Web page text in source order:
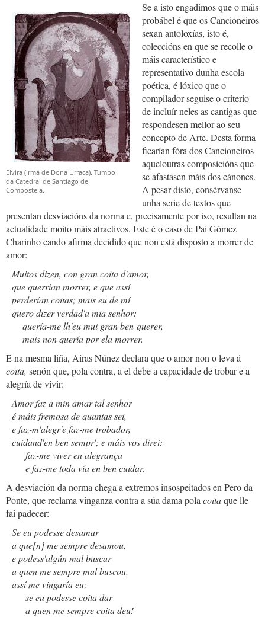
Elvira (irmá de Dona Urraca). Tumbo
da Catedral de Santiago de
Compostela.
Se a isto engadimos que o máis
probábel é que os Cancioneiros
sexan antoloxías, isto é,
coleccións en que se recolle o
máis característico e
representativo dunha escola
poética, é lóxico que o
compilador seguise o criterio
de incluír neles as cantigas que
respondesen mellor ao seu
concepto de Arte. Desta forma
ficarían fóra dos Cancioneiros
aqueloutras composicións que
se afastasen máis dos cánones.
A pesar disto, consérvanse
unha serie de textos que
presentan desviacións da norma e, precisamente por iso, resultan na
actualidade moito máis atractivos. Este é o caso de Pai Gómez
Charinho cando afirma decidido que non está disposto a morrer de
amor:
Muitos dizen, con gran coita d'amor,
que querrían morrer, e que assí
perderían coitas; mais eu de mí
quero dizer verdad'a mia senhor:
quería-me lh'eu mui gran ben querer,
mais non quería por ela morrer.
E na mesma liña, Airas Núnez declara que o amor non o leva á
coita, senón que, pola contra, a el debe a capacidade de trobar e a
alegría de vivir:
Amor faz a min amar tal senhor
é máis fremosa de quantas sei,
e faz-m'alegr'e faz-me trobador,
cuidand'en ben sempr'; e máis vos direi:
faz-me viver en alegrança
e faz-me toda vía en ben cuidar.
A desviación da norma chega a extremos insospeitados en Pero da
Ponte, que reclama vinganza contra a súa dama pola coitaque lle
fai padecer:
Se eu podesse desamar
a que[n] me sempre desamou,
e podess'algún mal buscar
a quen me sempre mal buscou,
assí me vingaría eu:
se eu podesse coita dar
a quen me sempre coita deu!